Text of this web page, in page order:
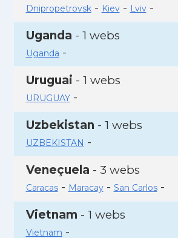
Dnipropetrovsk- Kiev- Lviv-
Uganda - 1 webs
Uganda -
Uruguai - 1 webs
URUGUAY-
Uzbekistan - 1 webs
UZBEKISTAN -
Veneçuela - 3 webs
Caracas- Maracay- San Carlos-
Vietnam - 1 webs
Vietnam -